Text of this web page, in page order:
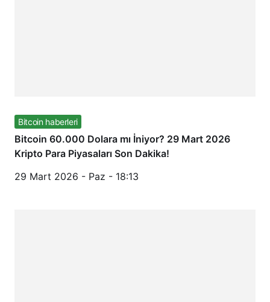
Bitcoin haberleri
Bitcoin 60.000 Dolara mı İniyor? 29 Mart 2026
Kripto Para Piyasaları Son Dakika!
29 Mart 2026 - Paz - 18:13